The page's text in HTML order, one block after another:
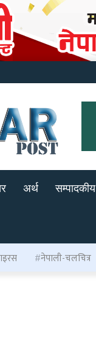
अर्थ सम्पादकीय
नेपाली-चलचित्र